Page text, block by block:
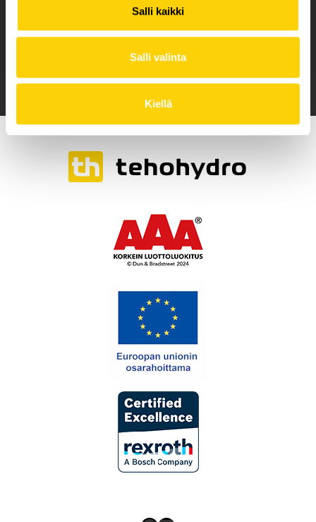
Salli kaikki
Salli valinta
Kiellä